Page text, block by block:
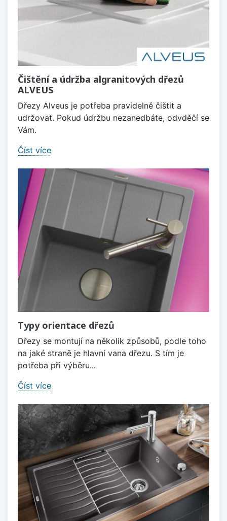
Čištění a údržba algranitových dřezů
ALVEUS
Dřezy Alveus je potřeba pravidelně čištit a
udržovat. Pokud údržbu nezanedbáte, odvděčí se
Vám.
Číst více
Typy orientace dřezů
Dřezy se montují na několik způsobů, podle toho
na jaké straně je hlavní vana dřezu. S tím je
potřeba při výběru...
Číst více